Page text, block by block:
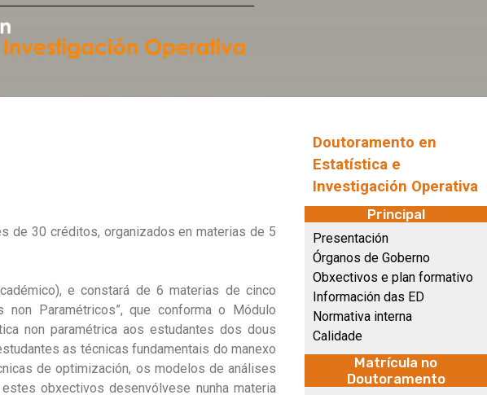
de 30 créditos, organizados en materias de 5
e constará de 6 materias de cinco
non Paramétricos”, que conforma o Módulo
non paramétrica aos estudantes dos dous
as técnicas fundamentais do manexo
de optimización, os modelos de análises
obxectivos desenvólvese nunha materia
Doutoramento en
Estatística e
Investigación Operativa
Principal
Presentación
Órganos de Goberno
Obxectivos e plan formativo
Información das ED
Normativa interna
Calidade
Matrícula no
Doutoramento